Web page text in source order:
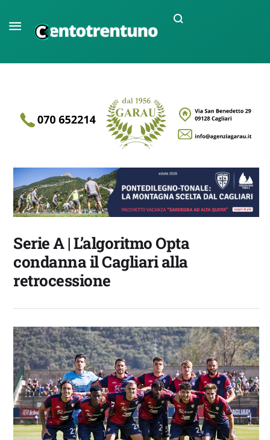
Serie A | L’algoritmo Opta
condanna il Cagliari alla
retrocessione